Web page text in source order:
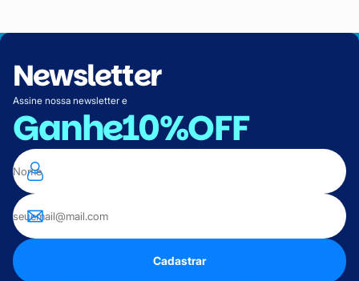
Newsletter
Assine nossa newsletter e
Ganhe10%OFF
Cadastrar